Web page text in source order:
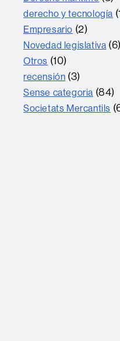
derecho y tecnología
Empresario (2)
Novedad legislativa (6)
Otros (10)
recensión (3)
Sense categoria (84)
Societats Mercantils